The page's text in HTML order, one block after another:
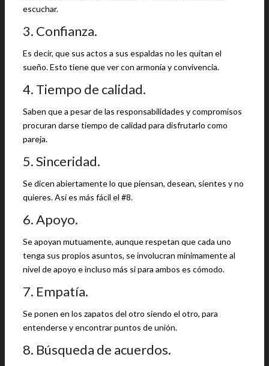
escuchar.
3. Confianza.
Es decir, que sus actos a sus espaldas no les quitan el
sueño. Esto tiene que ver con armonía y convivencia.
4. Tiempo de calidad.
Saben que a pesar de las responsabilidades y compromisos
procuran darse tiempo de calidad para disfrutarlo como
pareja.
5. Sinceridad.
Se dicen abiertamente lo que piensan, desean, sientes y no
quieres. Así es más fácil el #8.
6. Apoyo.
Se apoyan mutuamente, aunque respetan que cada uno
tenga sus propios asuntos, se involucran mínimamente al
nivel de apoyo e incluso más si para ambos es cómodo.
7. Empatía.
Se ponen en los zapatos del otro siendo el otro, para
entenderse y encontrar puntos de unión.
8. Búsqueda de acuerdos.